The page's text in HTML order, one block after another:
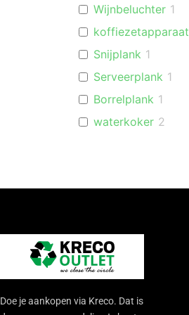
Wijnbeluchter 1
koffiezetapparaat
Snijplank 1
Serveerplank 1
Borrelplank 1
waterkoker 2
Broodrooster 1
Keukenorganiser
Keukenrolhouder
Doe je aankopen via Kreco. Dat is